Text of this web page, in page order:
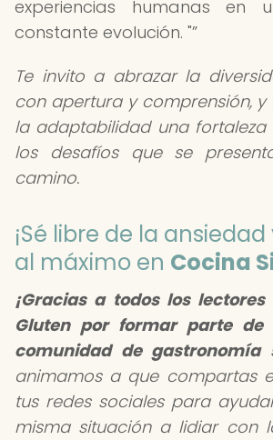
experiencias humanas en
constante evolución. "
Te invito a abrazar la
con apertura y comprensión,
la adaptabilidad una
los desafíos que se
camino.
¡Sé libre de la
al máximo en Cocina
¡Gracias a todos los
Gluten por formar parte de
comunidad de gastronomía
animamos a que compartas
tus redes sociales para
misma situación a lidiar con